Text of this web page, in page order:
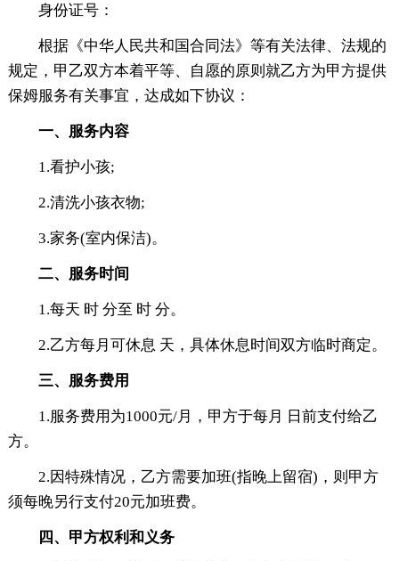
身份证号：
根据《中华人民共和国合同法》等有关法律、法规的
规定，甲乙双方本着平等、自愿的原则就乙方为甲方提供
保姆服务有关事宜，达成如下协议：
一、服务内容
1.看护小孩;
2.清洗小孩衣物;
3.家务(室内保洁)。
二、服务时间
1.每天 时 分至 时 分。
2.乙方每月可休息 天，具体休息时间双方临时商定。
三、服务费用
1.服务费用为1000元/月，甲方于每月 日前支付给乙
方。
2.因特殊情况，乙方需要加班(指晚上留宿)，则甲方
须每晚另行支付20元加班费。
四、甲方权利和义务